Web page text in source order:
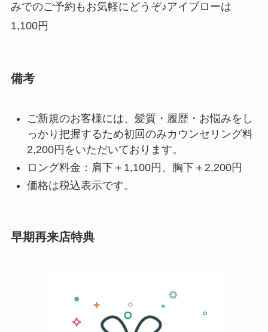
みでのご予約もお気軽にどうぞ♪アイブローは
1,100円
備考
ご新規のお客様には、髪質・履歴・お悩みをし
っかり把握するため初回のみカウンセリング料
2,200円をいただいております。
ロング料金：肩下＋1,100円、胸下＋2,200円
価格は税込表示です。
早期再来店特典